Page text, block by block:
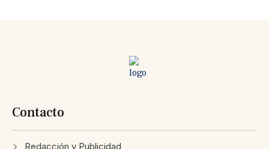
Contacto
Redacción y Publicidad